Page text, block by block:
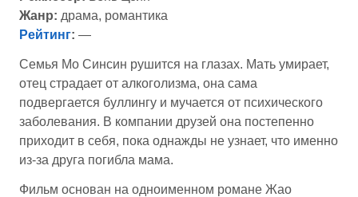
Жанр: драма, романтика
Рейтинг: —
Семья Мо Синсин рушится на глазах. Мать умирает,
отец страдает от алкоголизма, она сама
подвергается буллингу и мучается от психического
заболевания. В компании друзей она постепенно
приходит в себя, пока однажды не узнает, что именно
из-за друга погибла мама.
Фильм основан на одноименном романе Жао